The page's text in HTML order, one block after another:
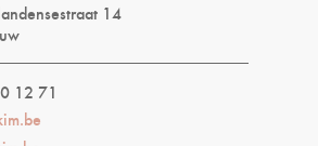
14
12 71